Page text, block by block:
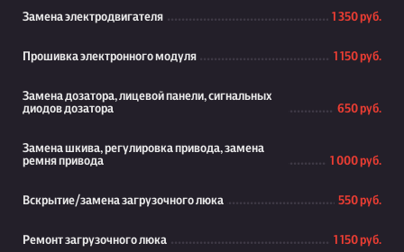
Замена электродвигателя 1 350 руб.
Прошивка электронного модуля 1 150 руб.
Замена дозатора, лицевой панели, сигнальных
диодов дозатора
650 руб.
Замена шкива, регулировка привода, замена
ремня привода
1 000 руб.
Вскрытие/замена загрузочного люка 550 руб.
Ремонт загрузочного люка 1 150 руб.